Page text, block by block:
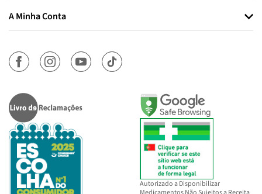
A Minha Conta
Autorizado a Disponibilizar